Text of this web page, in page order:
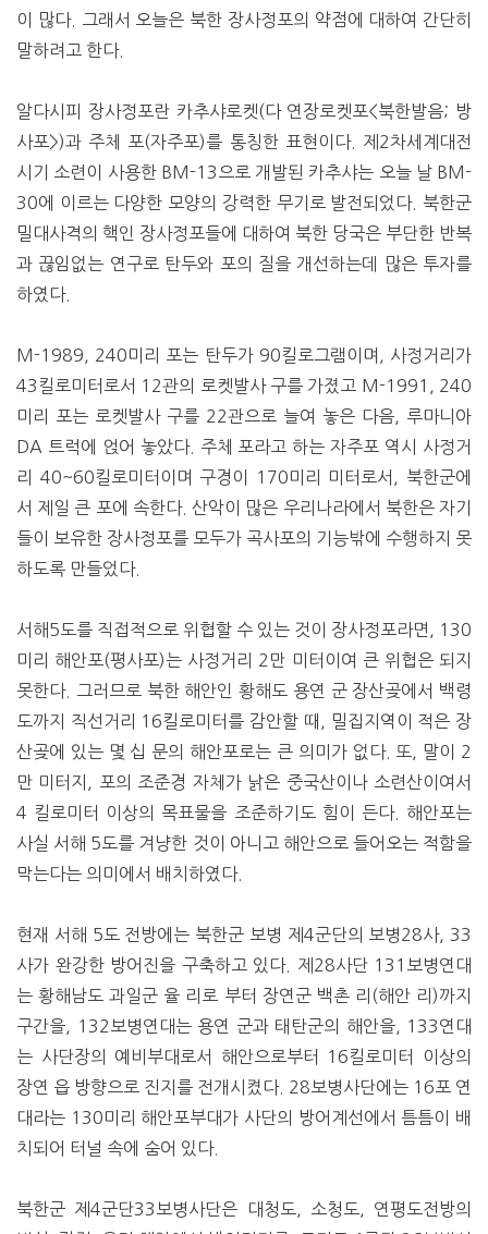
이 많다. 그래서 오늘은 북한 장사정포의 약점에 대하여 간단히
말하려고 한다.
알다시피 장사정포란 카추샤로켓(다 연장로켓포<북한발음; 방
사포>)과 주체 포(자주포)를 통칭한 표현이다. 제2차세계대전
시기 소련이 사용한 BM-13으로 개발된 카추샤는 오늘 날 BM-
30에 이르는 다양한 모양의 강력한 무기로 발전되었다. 북한군
밀대사격의 핵인 장사정포들에 대하여 북한 당국은 부단한 반복
과 끊임없는 연구로 탄두와 포의 질을 개선하는데 많은 투자를
하였다.
M-1989, 240미리 포는 탄두가 90킬로그램이며, 사정거리가
43킬로미터로서 12관의 로켓발사 구를 가졌고 M-1991, 240
미리 포는 로켓발사 구를 22관으로 늘여 놓은 다음, 루마니아
DA 트럭에 얹어 놓았다. 주체 포라고 하는 자주포 역시 사정거
리 40~60킬로미터이며 구경이 170미리 미터로서, 북한군에
서 제일 큰 포에 속한다. 산악이 많은 우리나라에서 북한은 자기
들이 보유한 장사정포를 모두가 곡사포의 기능밖에 수행하지 못
하도록 만들었다.
서해5도를 직접적으로 위협할 수 있는 것이 장사정포라면, 130
미리 해안포(평사포)는 사정거리 2만 미터이여 큰 위협은 되지
못한다. 그러므로 북한 해안인 황해도 용연 군 장산곶에서 백령
도까지 직선거리 16킬로미터를 감안할 때, 밀집지역이 적은 장
산곶에 있는 몇 십 문의 해안포로는 큰 의미가 없다. 또, 말이 2
만 미터지, 포의 조준경 자체가 낡은 중국산이나 소련산이여서
4 킬로미터 이상의 목표물을 조준하기도 힘이 든다. 해안포는
사실 서해 5도를 겨냥한 것이 아니고 해안으로 들어오는 적함을
막는다는 의미에서 배치하였다.
현재 서해 5도 전방에는 북한군 보병 제4군단의 보병28사, 33
사가 완강한 방어진을 구축하고 있다. 제28사단 131보병연대
는 황해남도 과일군 율 리로 부터 장연군 백촌 리(해안 리)까지
구간을, 132보병연대는 용연 군과 태탄군의 해안을, 133연대
는 사단장의 예비부대로서 해안으로부터 16킬로미터 이상의
장연 읍 방향으로 진지를 전개시켰다. 28보병사단에는 16포 연
대라는 130미리 해안포부대가 사단의 방어계선에서 틈틈이 배
치되어 터널 속에 숨어 있다.
북한군 제4군단33보병사단은 대청도, 소청도, 연평도전방의